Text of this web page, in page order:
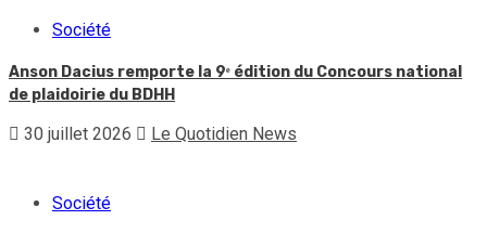
Société
Anson Dacius remporte la 9ᵉ édition du Concours national
de plaidoirie du BDHH
30 juillet 2026 Le Quotidien News
Société